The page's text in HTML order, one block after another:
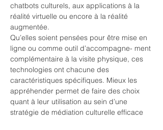
chatbots culturels, aux applications à la
réalité virtuelle ou encore à la réalité
augmentée.
Qu’elles soient pensées pour être mise en
ligne ou comme outil d’accompagne- ment
complémentaire à la visite physique, ces
technologies ont chacune des
caractéristiques spécifiques. Mieux les
appréhender permet de faire des choix
quant à leur utilisation au sein d’une
stratégie de médiation culturelle efficace